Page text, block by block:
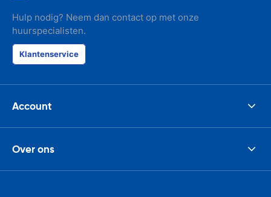
Hulp nodig? Neem dan contact op met onze
huurspecialisten.
Klantenservice
Account
Over ons